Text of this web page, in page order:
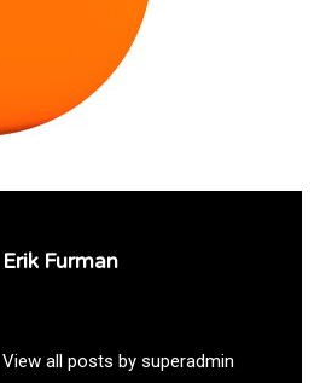
Erik Furman
View all posts by superadmin